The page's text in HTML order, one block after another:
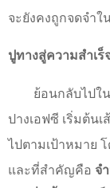
จะยังคงถูกจดจำใ
ปูทางสู่ความสำเ
ย้อนกลับไปใ
ปางเอฟซี เริ่มต้น
ไปตามเป้าหมาย
และที่สำคัญคือ จ